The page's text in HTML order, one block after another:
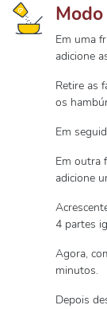
Em uma
adicione
Retire as
os
Em
Em outra
adicione
4 partes
Agora,
minutos.
Depois